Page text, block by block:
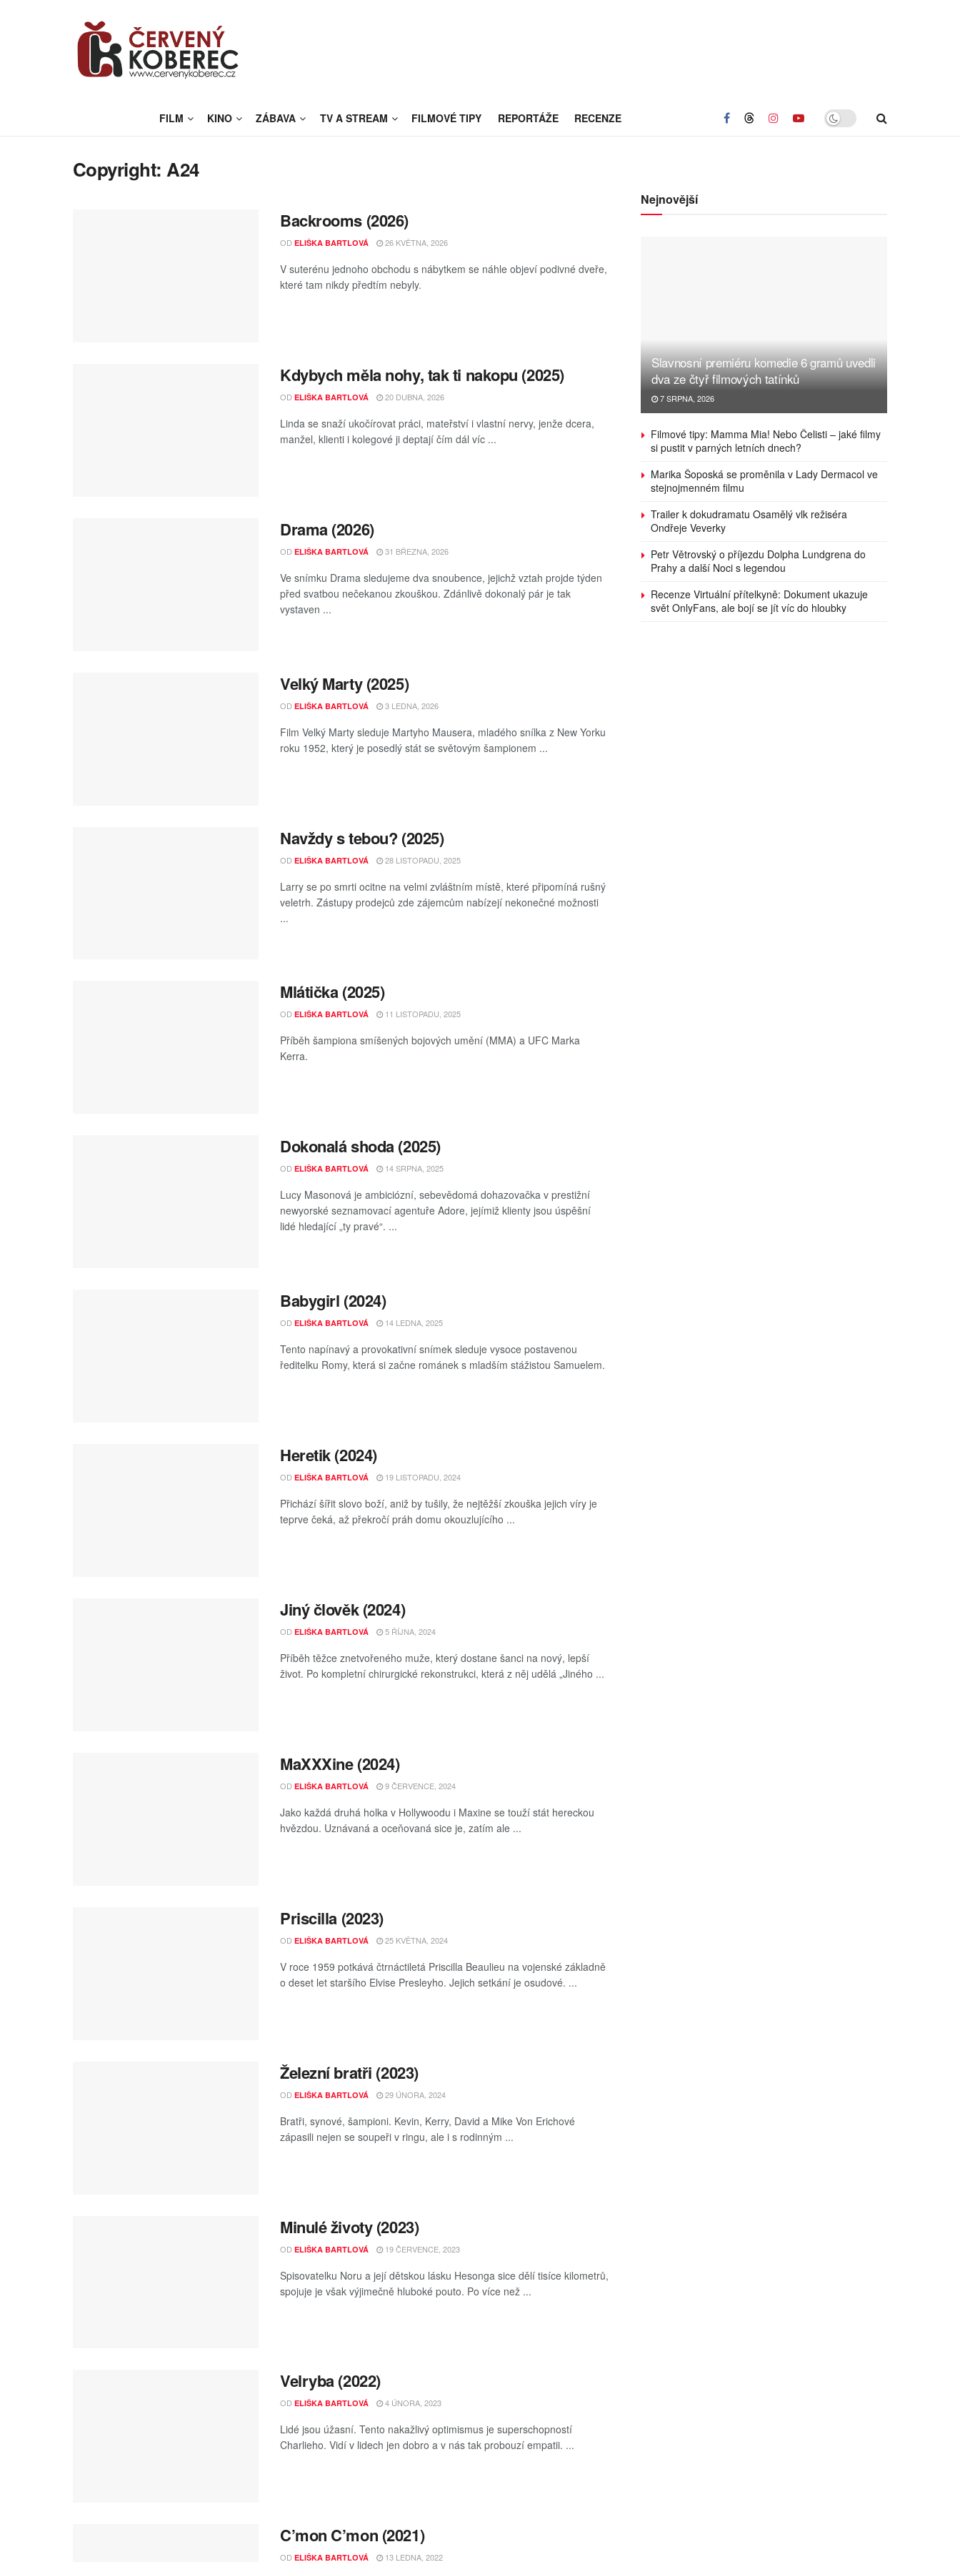
FILM KINO ZÁBAVA TV A STREAM FILMOVÉ TIPY REPORTÁŽE RECENZE
Copyright:A24
Backrooms (2026)
OD ELIŠKA BARTLOVÁ 26 KVĚTNA, 2026
V suterénu jednoho obchodu s nábytkem se náhle objeví podivné dveře,
které tam nikdy předtím nebyly.
Kdybych měla nohy, tak ti nakopu (2025)
OD ELIŠKA BARTLOVÁ 20 DUBNA, 2026
Linda se snaží ukočírovat práci, mateřství i vlastní nervy, jenže dcera,
manžel, klienti i kolegové ji deptají čím dál víc ...
Drama (2026)
OD ELIŠKA BARTLOVÁ 31 BŘEZNA, 2026
Ve snímku Drama sledujeme dva snoubence, jejichž vztah projde týden
před svatbou nečekanou zkouškou. Zdánlivě dokonalý pár je tak
vystaven ...
Velký Marty (2025)
OD ELIŠKA BARTLOVÁ 3 LEDNA, 2026
Film Velký Marty sleduje Martyho Mausera, mladého snílka z New Yorku
roku 1952, který je posedlý stát se světovým šampionem ...
Navždy s tebou? (2025)
OD ELIŠKA BARTLOVÁ 28 LISTOPADU, 2025
Larry se po smrti ocitne na velmi zvláštním místě, které připomíná rušný
veletrh. Zástupy prodejců zde zájemcům nabízejí nekonečné možnosti
...
Mlátička (2025)
OD ELIŠKA BARTLOVÁ 11 LISTOPADU, 2025
Příběh šampiona smíšených bojových umění (MMA) a UFC Marka
Kerra.
Dokonalá shoda (2025)
OD ELIŠKA BARTLOVÁ 14 SRPNA, 2025
Lucy Masonová je ambiciózní, sebevědomá dohazovačka v prestižní
newyorské seznamovací agentuře Adore, jejímiž klienty jsou úspěšní
lidé hledající „ty pravé“. ...
Babygirl (2024)
OD ELIŠKA BARTLOVÁ 14 LEDNA, 2025
Tento napínavý a provokativní snímek sleduje vysoce postavenou
ředitelku Romy, která si začne románek s mladším stážistou Samuelem.
Heretik (2024)
OD ELIŠKA BARTLOVÁ 19 LISTOPADU, 2024
Přichází šířit slovo boží, aniž by tušily, že nejtěžší zkouška jejich víry je
teprve čeká, až překročí práh domu okouzlujícího ...
Jiný člověk (2024)
OD ELIŠKA BARTLOVÁ 5 ŘÍJNA, 2024
Příběh těžce znetvořeného muže, který dostane šanci na nový, lepší
život. Po kompletní chirurgické rekonstrukci, která z něj udělá „Jiného ...
MaXXXine (2024)
OD ELIŠKA BARTLOVÁ 9 ČERVENCE, 2024
Jako každá druhá holka v Hollywoodu i Maxine se touží stát hereckou
hvězdou. Uznávaná a oceňovaná sice je, zatím ale ...
Priscilla (2023)
OD ELIŠKA BARTLOVÁ 25 KVĚTNA, 2024
V roce 1959 potkává čtrnáctiletá Priscilla Beaulieu na vojenské základně
o deset let staršího Elvise Presleyho. Jejich setkání je osudové. ...
Železní bratři (2023)
OD ELIŠKA BARTLOVÁ 29 ÚNORA, 2024
Bratři, synové, šampioni. Kevin, Kerry, David a Mike Von Erichové
zápasili nejen se soupeři v ringu, ale i s rodinným ...
Minulé životy (2023)
OD ELIŠKA BARTLOVÁ 19 ČERVENCE, 2023
Spisovatelku Noru a její dětskou lásku Hesonga sice dělí tisíce kilometrů,
spojuje je však výjimečně hluboké pouto. Po více než ...
Velryba (2022)
OD ELIŠKA BARTLOVÁ 4 ÚNORA, 2023
Lidé jsou úžasní. Tento nakažlivý optimismus je superschopností
Charlieho. Vidí v lidech jen dobro a v nás tak probouzí empatii. ...
C’mon C’mon (2021)
OD ELIŠKA BARTLOVÁ 13 LEDNA, 2022
Nejnovější
Slavnosní premiéru komedie 6 gramů uvedli
dva ze čtyř filmových tatínků
7 SRPNA, 2026
Filmové tipy: Mamma Mia! Nebo Čelisti – jaké filmy
si pustit v parných letních dnech?
Marika Šoposká se proměnila v Lady Dermacol ve
stejnojmenném filmu
Trailer k dokudramatu Osamělý vlk režiséra
Ondřeje Veverky
Petr Větrovský o příjezdu Dolpha Lundgrena do
Prahy a další Noci s legendou
Recenze Virtuální přítelkyně: Dokument ukazuje
svět OnlyFans, ale bojí se jít víc do hloubky